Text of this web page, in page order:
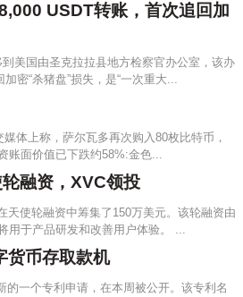
USDT转账，首次追回加
美国由圣克拉拉县地方检察官办公室，该办
密“杀猪盘”损失，是“一次重大...
体上称，萨尔瓦多再次购入80枚比特币，
账面价值已下跌约58%:金色...
融资，XVC领投
天使轮融资中筹集了150万美元。该轮融资由
用于产品研发和改善用户体验。 ...
货币存取款机
一个专利申请，在本周被公开。该专利名